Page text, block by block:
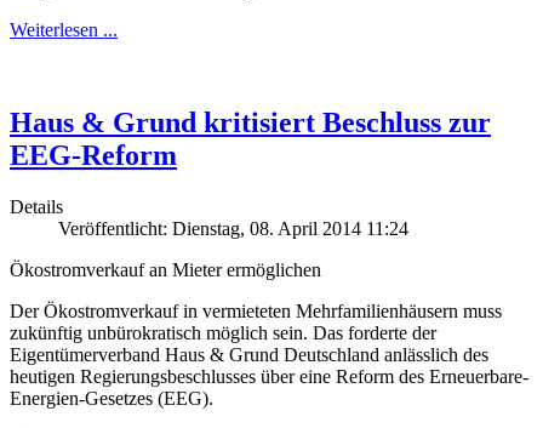
Weiterlesen ...
Haus & Grund kritisiert Beschluss zur
EEG-Reform
Details
Veröffentlicht: Dienstag, 08. April 2014 11:24
Ökostromverkauf an Mieter ermöglichen
Der Ökostromverkauf in vermieteten Mehrfamilienhäusern muss
zukünftig unbürokratisch möglich sein. Das forderte der
Eigentümerverband Haus & Grund Deutschland anlässlich des
heutigen Regierungsbeschlusses über eine Reform des Erneuerbare-
Energien-Gesetzes (EEG).